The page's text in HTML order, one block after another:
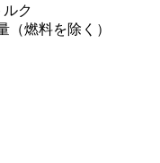
ク
（燃料を除く）